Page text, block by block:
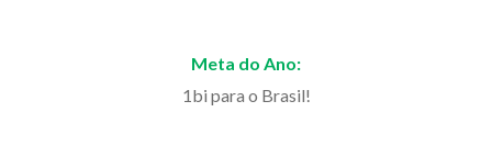
Meta do Ano:
1bi para o Brasil!